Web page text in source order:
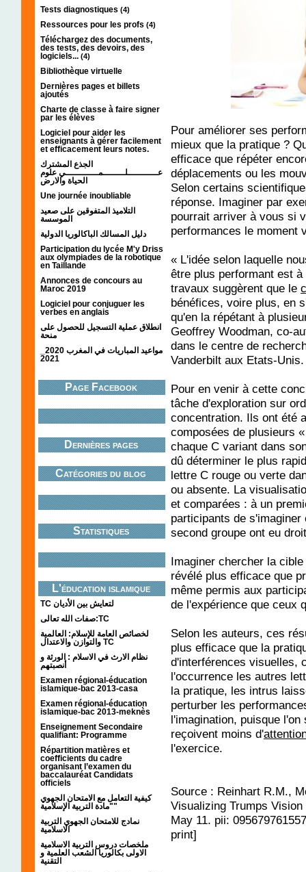
Tests diagnostiques (4)
Ressources pour les profs (4)
Téléchargez des documents,
des tests, des devoirs, des
logiciels... (4)
Bibliothèque virtuelle
Dernières pages et billets
ajoutés
Charte de classe à faire signer
par les élèves
Logiciel pour aider les
enseignants à gérer facilement
et efficacement leurs notes.
الجذع المشترك
عـــــــــــلــــــــمــــــــــــي علوم
الحياة والارض
Une journée inoubliable
التلاميذ المتفوقين على صعيد
الموسسة
دليل المسالك الباكالوريا الدولية
Participation du lycée M'y Driss
aux olympiades de la robotique
en Taillande
Annonces de concours au
Maroc 2019
Logiciel pour conjuguer les
verbes en anglais
انطلاق عملية التسجيل للحصول على
منحة
2021
Page Facebook
Dernières pages
Catégories du blog
Statistiques
L'éducation islamique
TC لتعايش بين الأديان
صفات الله تعالى:TC
لخصائص العامة للإسلام: العالمية
والتوازن والاعتدال TC
نظام الارث في الاسلام : الورثة و
أنصبتهم
Examen régional-éducation
islamique-bac 2013-casa
Examen régional-éducation
islamique-bac 2013-meknès
Enseignement Secondaire
qualifiant: Programme
Répartition matières et
coefficients du cadre
organisant l’examen du
baccalauréat Candidats
officiels
كيفية التعامل مع الامتحان الجهوي
"مادة التربية الإسلامية"
نمادج للامتحان الجهوي التربية
الاسلامية
ملخصات دروس التربية الاسلامية
الاولى بكالوريا الشعب العلمية و
التقنية
Pour améliorer ses
mieux que la pratique ?
efficace que répéter
déplacements ou les
Selon certains
réponse. Imaginer par
pourrait arriver à vous si
performances le moment
« L'idée selon laquelle
être plus performant est
travaux suggèrent que le
bénéfices, voire plus, en
qu'en la répétant à
Geoffrey Woodman, co-
dans le centre de
Vanderbilt aux Etats-Unis.
Pour en venir à cette
tâche d'exploration sur
concentration. Ils ont été
composées de plusieurs
chaque C variant dans
dû déterminer le plus
lettre C rouge ou verte
ou absente. La
et comparées : à un
participants de
second groupe ont eu
Imaginer chercher la
révélé plus efficace que
même permis aux
de l'expérience que ceux
Selon les auteurs, ces
plus efficace que la
d'interférences visuelles,
l'occurrence les autres
la pratique, les intrus
perturber les
l'imagination, puisque
reçoivent moins d'
l'exercice.
Source : Reinhart R.M.,
Visualizing Trumps
May 11. pii:
print]